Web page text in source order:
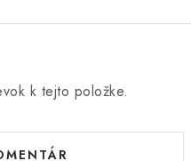
k tejto položke.